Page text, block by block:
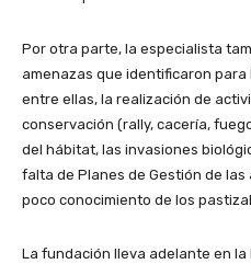
Por otra parte, la especialista
amenazas que identificaron
entre ellas, la realización de
conservación (rally, cacería,
del hábitat, las invasiones
falta de Planes de Gestión de
poco conocimiento de los
La fundación lleva adelante en la